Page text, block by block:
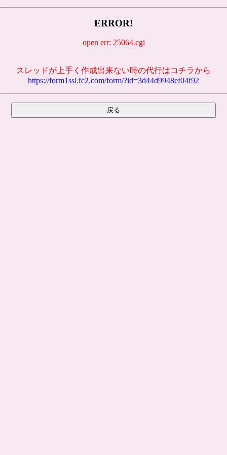
ERROR!
open err: 25064.cgi
スレッドが上手く作成出来ない時の代行はコチラから
https://form1ssl.fc2.com/form/?id=3d44d9948ef04f92